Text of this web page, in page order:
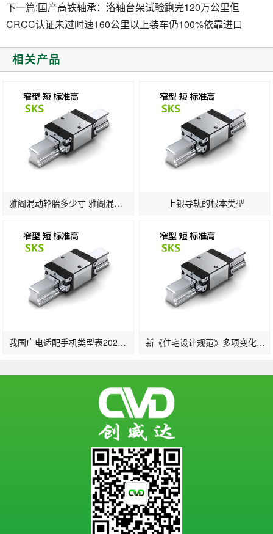
下一篇:国产高铁轴承：洛轴台架试验跑完120万公里但
CRCC认证未过时速160公里以上装车仍100%依靠进口
相关产品
雅阁混动轮胎多少寸 雅阁混动版轮胎标准 上银导轨的根本类型
我国广电适配手机类型表2022一览：支撑的手机品牌及晋级时刻发布(2) 新《住宅设计规范》多项变化：2层及以上住宅设置电梯明确担架电梯尺寸…